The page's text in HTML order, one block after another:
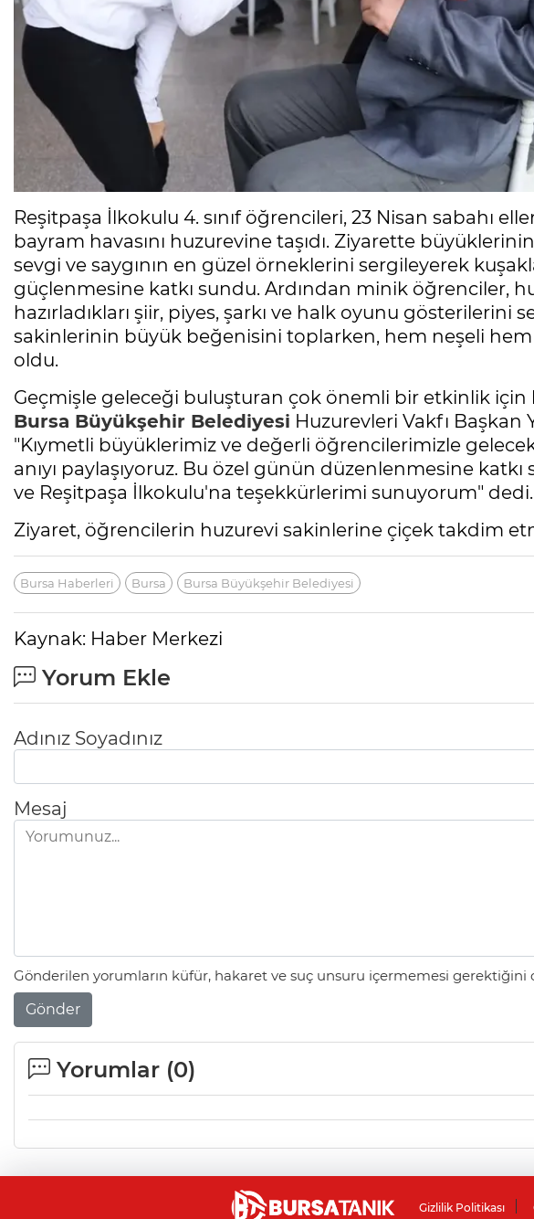
Reşitpaşa İlkokulu 4. sınıf öğrencileri, 23 Nisan sabahı
bayram havasını huzurevine taşıdı. Ziyarette
sevgi ve saygının en güzel örneklerini sergileyerek
güçlenmesine katkı sundu. Ardından minik öğrenciler,
hazırladıkları şiir, piyes, şarkı ve halk oyunu gösterilerini
sakinlerinin büyük beğenisini toplarken, hem neşeli
oldu.
Geçmişle geleceği buluşturan çok önemli bir etkinlik
Bursa Büyükşehir Belediyesi Huzurevleri Vakfı Başkan
"Kıymetli büyüklerimiz ve değerli öğrencilerimizle
anıyı paylaşıyoruz. Bu özel günün düzenlenmesine
ve Reşitpaşa İlkokulu'na teşekkürlerimi sunuyorum" dedi.
Ziyaret, öğrencilerin huzurevi sakinlerine çiçek takdim
Bursa Haberleri Bursa Bursa Büyükşehir Belediyesi
Kaynak: Haber Merkezi
Yorum Ekle
Adınız Soyadınız
Mesaj
Gönderilen yorumların küfür, hakaret ve suç unsuru içermemesi gerektiğini
Gönder
Yorumlar (0)
Gizlilik Politikası